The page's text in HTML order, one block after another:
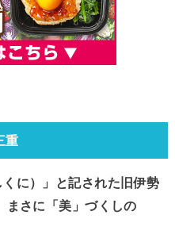
重
に）」と記された旧伊勢
まさに「美」づくしの